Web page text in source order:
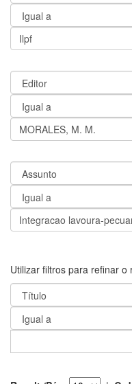
Utilizar filtros para refinar o